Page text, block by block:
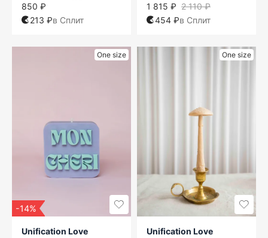
850 ₽
213 ₽в Сплит
2 110 ₽
1 815 ₽
454 ₽в Сплит
One size
-14%
Unification Love
One size
Unification Love